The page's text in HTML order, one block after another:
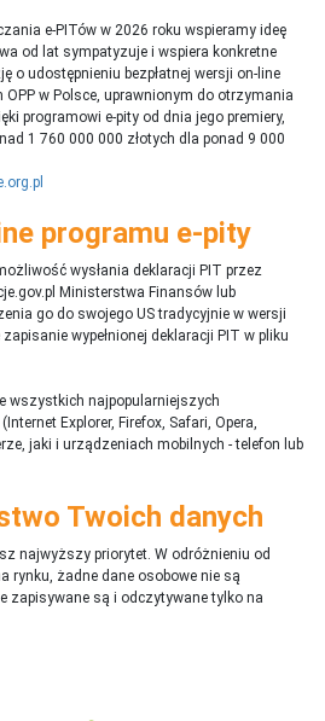
e-PITów w 2026 roku wspieramy ideę
od lat sympatyzuje i wspiera konkretne
o udostępnieniu bezpłatnej wersji on-line
w Polsce, uprawnionym do otrzymania
programowi e-pity od dnia jego premiery,
1 760 000 000 złotych dla ponad 9 000
programu e-pity
wysłania deklaracji PIT przez
Ministerstwa Finansów lub
go do swojego US tradycyjnie w wersji
wypełnionej deklaracji PIT w pliku
wszystkich najpopularniejszych
Explorer, Firefox, Safari, Opera,
jaki i urządzeniach mobilnych - telefon lub
Twoich danych
najwyższy priorytet. W odróżnieniu od
rynku, żadne dane osobowe nie są
zapisywane są i odczytywane tylko na